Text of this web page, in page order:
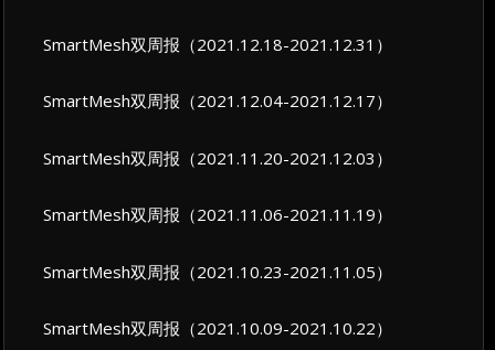
SmartMesh双周报（2021.12.18-2021.12.31）
SmartMesh双周报（2021.12.04-2021.12.17）
SmartMesh双周报（2021.11.20-2021.12.03）
SmartMesh双周报（2021.11.06-2021.11.19）
SmartMesh双周报（2021.10.23-2021.11.05）
SmartMesh双周报（2021.10.09-2021.10.22）